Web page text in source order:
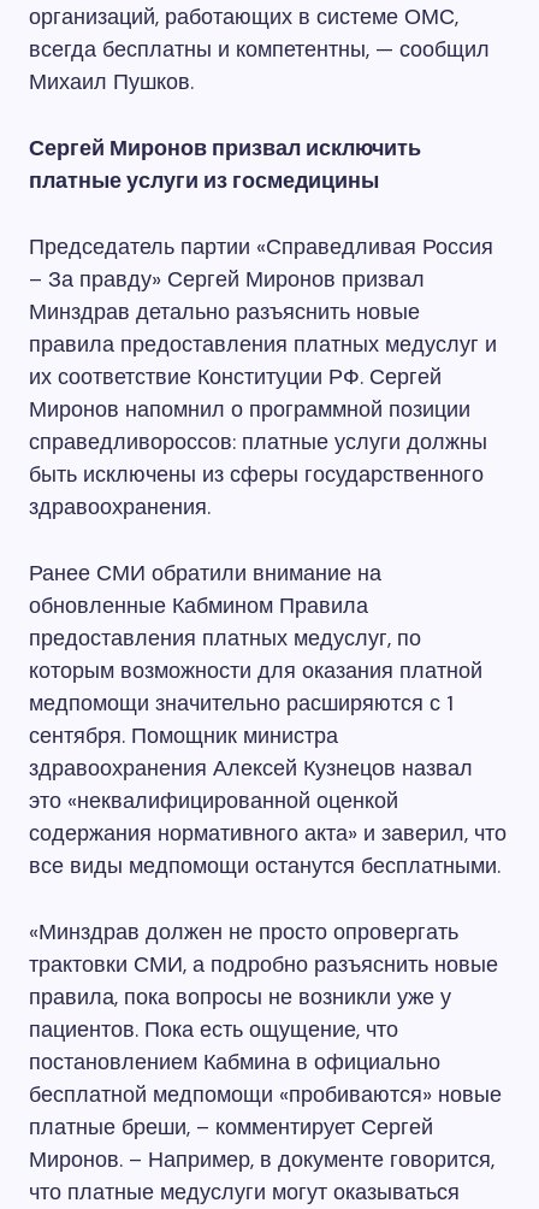
организаций, работающих в системе ОМС,
всегда бесплатны и компетентны, — сообщил
Михаил Пушков.
Сергей Миронов призвал исключить
платные услуги из госмедицины
Председатель партии «Справедливая Россия
– За правду» Сергей Миронов призвал
Минздрав детально разъяснить новые
правила предоставления платных медуслуг и
их соответствие Конституции РФ. Сергей
Миронов напомнил о программной позиции
справедливороссов: платные услуги должны
быть исключены из сферы государственного
здравоохранения.
Ранее СМИ обратили внимание на
обновленные Кабмином Правила
предоставления платных медуслуг, по
которым возможности для оказания платной
медпомощи значительно расширяются с 1
сентября. Помощник министра
здравоохранения Алексей Кузнецов назвал
это «неквалифицированной оценкой
содержания нормативного акта» и заверил, что
все виды медпомощи останутся бесплатными.
«Минздрав должен не просто опровергать
трактовки СМИ, а подробно разъяснить новые
правила, пока вопросы не возникли уже у
пациентов. Пока есть ощущение, что
постановлением Кабмина в официально
бесплатной медпомощи «пробиваются» новые
платные бреши, – комментирует Сергей
Миронов. – Например, в документе говорится,
что платные медуслуги могут оказываться